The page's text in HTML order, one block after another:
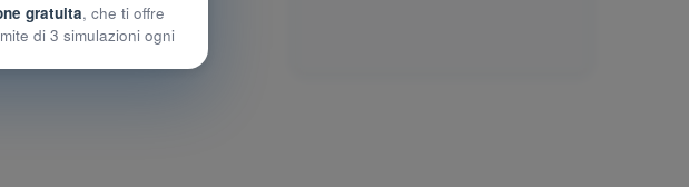
gratuita, che ti offre
di 3 simulazioni ogni